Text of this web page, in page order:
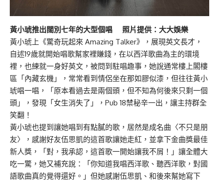
黃小琥推出闊別七年的大型個唱 照片提供：大大娛樂
黃小琥上《驚奇玩起來 Amazing Talker》，展現英文長才，
自述19歲就開始唱歌幫家裡賺錢，在以西洋歌曲為主的環境
裡，也練就一身好英文，被問到駐唱趣事，她說通常樓上閣樓
區「內藏玄機」，常常看到情侶坐在那如膠似漆，但往往黃小
琥唱一唱，「原本看過去是兩個頭，但不知為何後來只剩一個
頭」，發現「女生消失了」，Pub 18禁秘辛一出，讓主持群全
笑翻！
黃小琥也提到讓她唱到有點膩的歌，居然是成名曲〈不只是朋
友〉，感謝好友伍思凱的這首歌讓她走紅，並拿下金曲獎最佳
新人獎，「對，我承認，這首歌一開始讓我不屑！」讓全體大
吃一驚，她又補充說：「你知道我唱西洋歌、聽西洋歌，對國
語歌曲真的覺得還好。」但她感謝伍思凱、和後來幫她寫下